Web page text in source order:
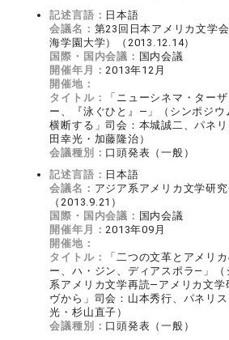
記述言語： 日本語
会議名： 第23回日本アメリカ文学
海学園大学）（2013.12.14）
国際・国内会議： 国内会議
開催年月： 2013年12月
開催地：
タイトル：
「ニューシネマ・ター
ー、『泳ぐひと』―」（シンポジウ
横断する」司会：本城誠二、パネ
田幸光・加藤隆治）
会議種別： 口頭発表（一般）
記述言語： 日本語
会議名： アジア系アメリカ文学研究
（2013.9.21）
国際・国内会議： 国内会議
開催年月： 2013年09月
開催地：
タイトル：
「二つの文革とアメリ
ー、ハ・ジン、ディアスポラ―」（
系アメリカ文学再読―アメリカ文学
ヴから」司会：山本秀行、パネリ
光・杉山直子）
会議種別： 口頭発表（一般）